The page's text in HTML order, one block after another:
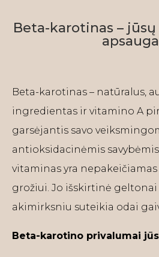
Beta-karotinas –
Beta-karotinas – natūralus,
ingredientas ir vitamino A
garsėjantis savo
antioksidacinėmis
vitaminas yra
grožiui. Jo išskirtinė geltonai
akimirksniu suteikia odai
Beta-karotino privalumai